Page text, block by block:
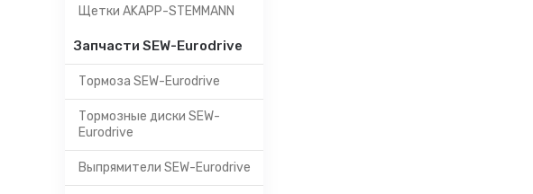
Щетки AKAPP-STEMMANN
Запчасти SEW-Eurodrive
Тормоза SEW-Eurodrive
Тормозные диски SEW-
Eurodrive
Выпрямители SEW-Eurodrive